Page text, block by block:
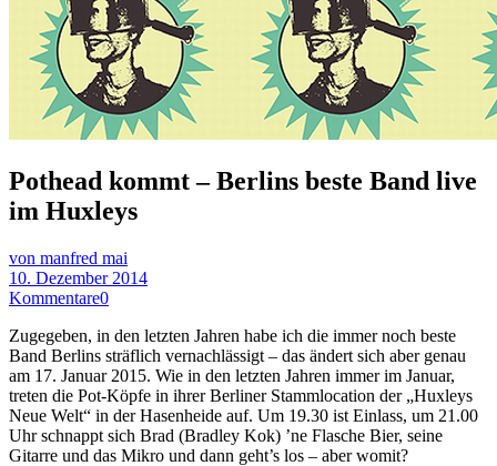
Pothead kommt – Berlins beste Band live
im Huxleys
von manfred mai
10. Dezember 2014
Kommentare0
Zugegeben, in den letzten Jahren habe ich die immer noch beste
Band Berlins sträflich vernachlässigt – das ändert sich aber genau
am 17. Januar 2015. Wie in den letzten Jahren immer im Januar,
treten die Pot-Köpfe in ihrer Berliner Stammlocation der „Huxleys
Neue Welt“ in der Hasenheide auf. Um 19.30 ist Einlass, um 21.00
Uhr schnappt sich Brad (Bradley Kok) ’ne Flasche Bier, seine
Gitarre und das Mikro und dann geht’s los – aber womit?